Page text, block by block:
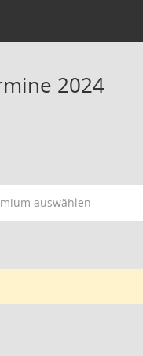
2024
auswählen